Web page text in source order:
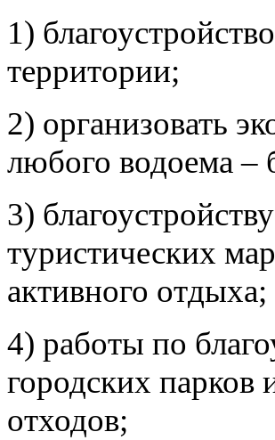
1)
территории;
2) организовать
любого водоема –
3)
туристических
активного отдыха;
4) работы по
городских парков
отходов;